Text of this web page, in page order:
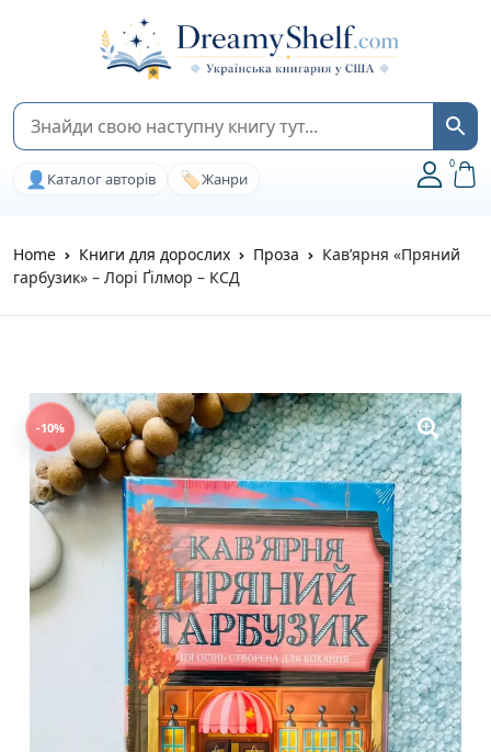
👤 Каталог авторів 🏷️Жанри
0
Home Книги для дорослих Проза
Кав’ярня «Пряний
гарбузик» – Лорі Ґілмор – КСД
-10%